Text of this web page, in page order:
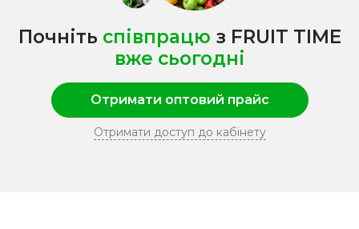
Почніть співпрацю з FRUIT TIME
вже сьогодні
Отримати оптовий прайс
Отримати доступ до кабінету